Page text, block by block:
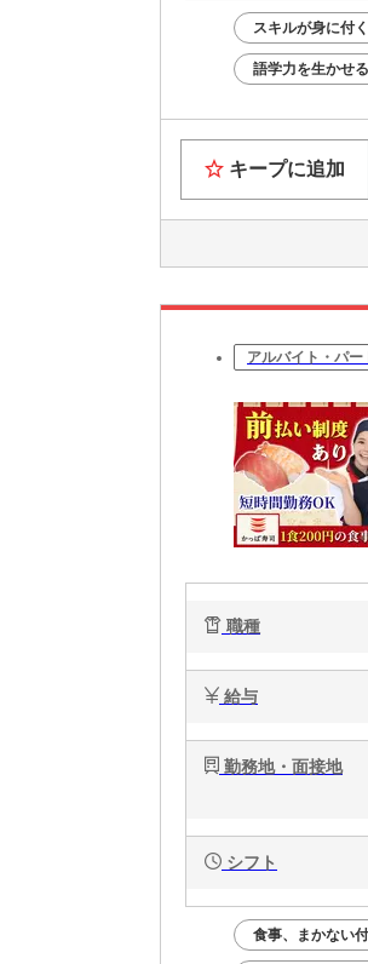
スキルが身に付く
語学力を生かせる
キープに追加
アルバイト・パー
職種
給与
勤務地・面接地
シフト
食事、まかない